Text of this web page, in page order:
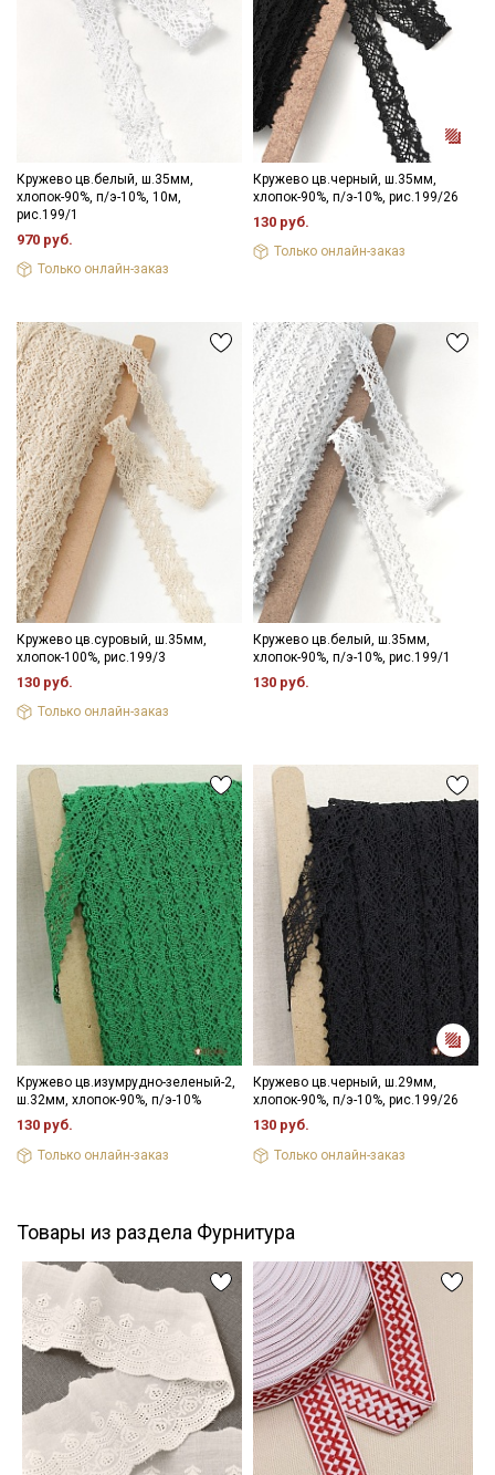
Кружево цв.белый, ш.35мм,
хлопок-90%, п/э-10%, 10м,
рис.199/1
970 руб.
Только онлайн-заказ
Кружево цв.черный, ш.35мм,
хлопок-90%, п/э-10%, рис.199/26
130 руб.
Только онлайн-заказ
Кружево цв.суровый, ш.35мм,
хлопок-100%, рис.199/3
130 руб.
Только онлайн-заказ
Кружево цв.белый, ш.35мм,
хлопок-90%, п/э-10%, рис.199/1
130 руб.
Кружево цв.изумрудно-зеленый-2,
ш.32мм, хлопок-90%, п/э-10%
130 руб.
Только онлайн-заказ
Кружево цв.черный, ш.29мм,
хлопок-90%, п/э-10%, рис.199/26
130 руб.
Только онлайн-заказ
Товары из раздела Фурнитура
Подписаться
Ознакомлен(а) с
Политикой обработки персональных
и даюСогласие на обработку персональных
ДаюСогласие на получение рекламных и
информационных рассылок